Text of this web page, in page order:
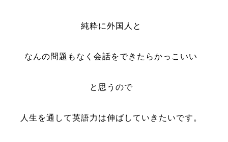
純粋に外国人と
なんの問題もなく会話をできたらかっこいい
と思うので
人生を通して英語力は伸ばしていきたいです。